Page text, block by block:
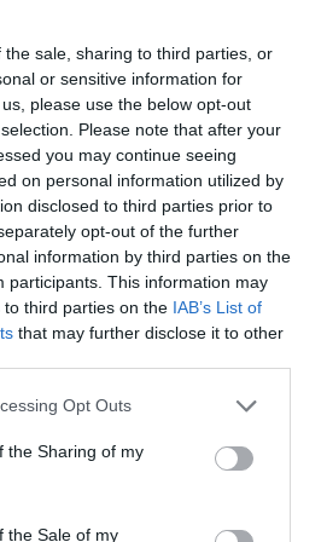
sale, sharing to third parties, or
or sensitive information for
please use the below opt-out
Please note that after your
you may continue seeing
on personal information utilized by
disclosed to third parties prior to
opt-out of the further
information by third parties on the
participants. This information may
third parties on the IAB’s List of
that may further disclose it to other
app uses one or more Google
usage behaviour. You may click to
Google and its third-party tags to
specified purposes in below Google
Opt Outs
the Sharing of my
the Sale of my
és megnyugtatni.
éjjel-nappal termel oxigént.
édes, enyhe illatot áraszt.
lifestyle egészség